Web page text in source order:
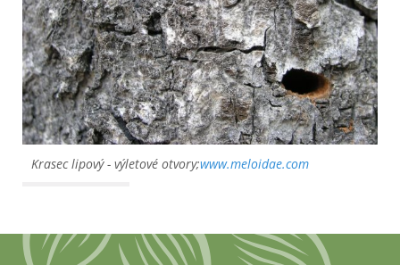
Krasec lipový - výletové otvory;www.meloidae.com